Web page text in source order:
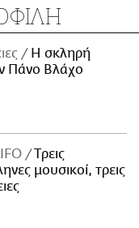
H σκληρή
Πάνο Βλάχο
Tρεις
μουσικοί, τρεις